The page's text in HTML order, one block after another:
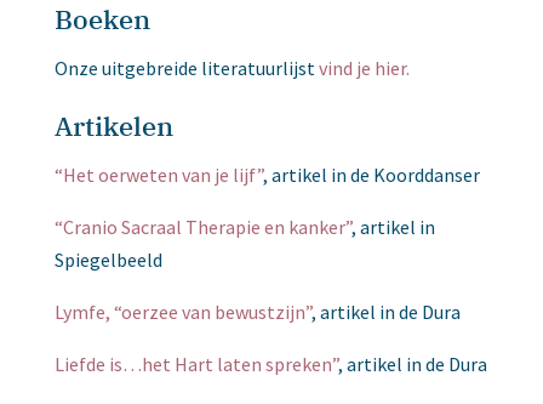
Boeken
Onze uitgebreide literatuurlijstvind je hier.
Artikelen
“Het oerweten van je lijf”, artikel in de Koorddanser
“Cranio Sacraal Therapie en kanker”, artikel in
Spiegelbeeld
Lymfe, “oerzee van bewustzijn”, artikel in de Dura
Liefde is…het Hart laten spreken”, artikel in de Dura